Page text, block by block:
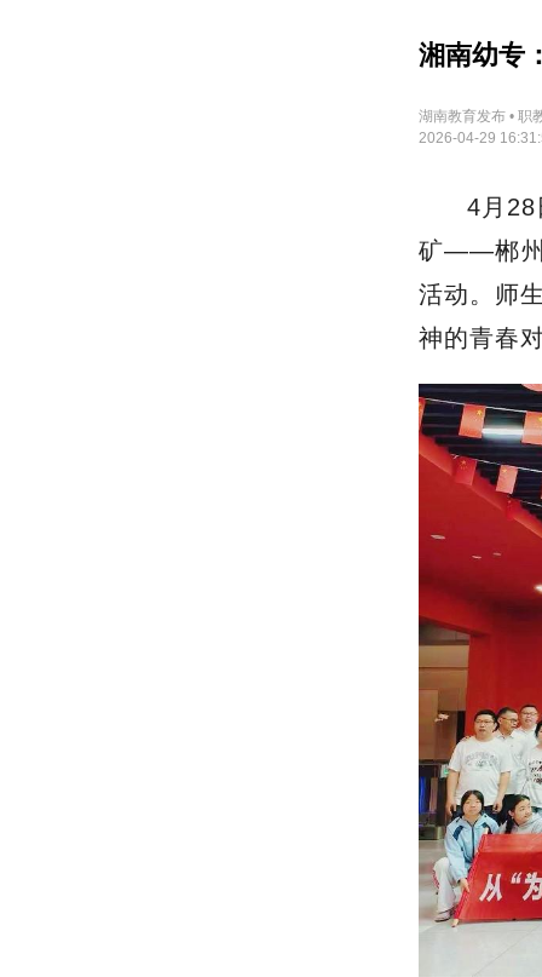
湘南幼专
湖南教育发布 • 职
2026-04-29
4月28
矿——郴州
活动。师
神的青春